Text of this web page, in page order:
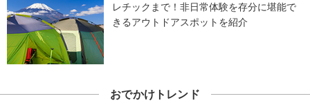
レチックまで！非日常体験を存分に堪能で
きるアウトドアスポットを紹介
おでかけトレンド